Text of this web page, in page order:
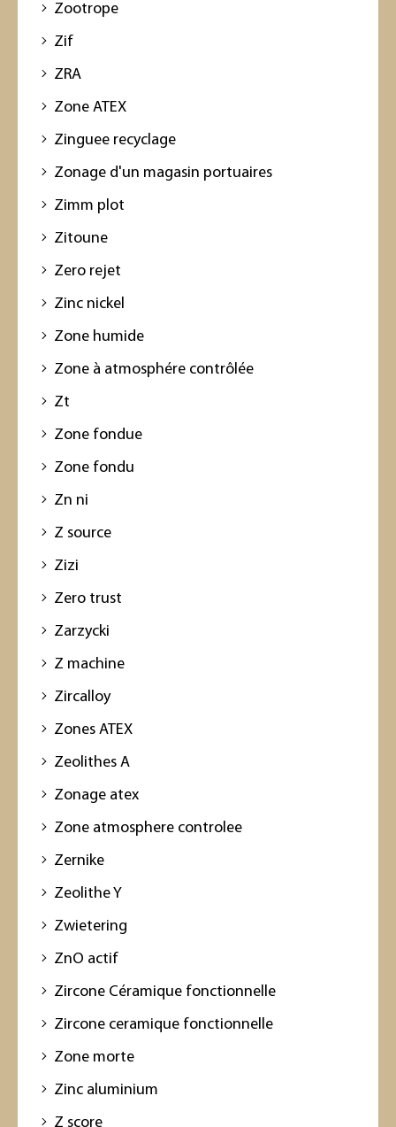
Zootrope
Zif
ZRA
Zone ATEX
Zinguee recyclage
Zonage d'un magasin portuaires
Zimm plot
Zitoune
Zero rejet
Zinc nickel
Zone humide
Zone à atmosphére contrôlée
Zt
Zone fondue
Zone fondu
Zn ni
Z source
Zizi
Zero trust
Zarzycki
Z machine
Zircalloy
Zones ATEX
Zeolithes A
Zonage atex
Zone atmosphere controlee
Zernike
Zeolithe Y
Zwietering
ZnO actif
Zircone Céramique fonctionnelle
Zircone ceramique fonctionnelle
Zone morte
Zinc aluminium
Z score